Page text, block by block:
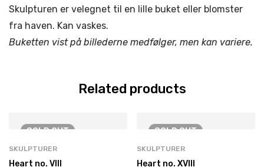
Skulpturen er velegnet til en lille buket eller blomster
fra haven. Kan vaskes.
Buketten vist på billederne medfølger, men kan variere.
Related products
SOLDOUT
SKULPTURER
Heart no. VIII
SOLDOUT
SKULPTURER
Heart no. XVIII